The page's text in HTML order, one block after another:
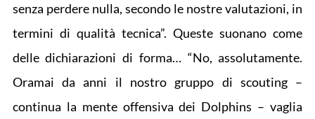
senza perdere nulla, secondo le nostre valutazioni, in
termini di qualità tecnica”. Queste suonano come
delle dichiarazioni di forma… “No, assolutamente.
Oramai da anni il nostro gruppo di scouting –
continua la mente offensiva dei Dolphins – vaglia